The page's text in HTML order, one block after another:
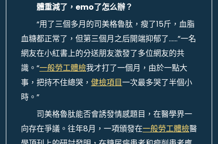
體重減了，emo了怎么辦？
“用了三個多月的司美格魯肽，瘦了15斤，血脂
血糖都正常了，但第三個月之后開端抑郁了……”一名
網友在小紅書上的分送朋友激發了多位網友的共
識。“一般勞工體檢我才打了一個月，由於一點大
事，把持不住總哭， 健檢項目一次最多哭了半個小
時。”
司美格魯肽能否會誘發情感題目，在醫學界一
向存在爭議。往年8月，一項頒發在一般勞工體檢醫